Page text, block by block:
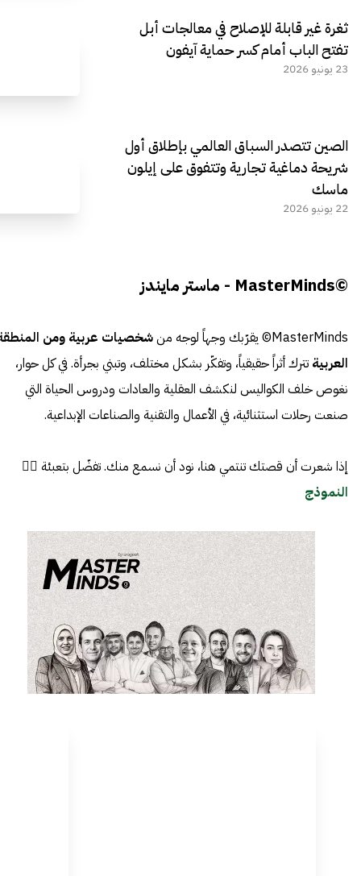
ثغرة غير قابلة للإصلاح في معالجات أبل
تفتح الباب أمام كسر حماية آيفون
23 يونيو 2026
الصين تتصدر السباق العالمي بإطلاق أول
شريحة دماغية تجارية وتتفوق على إيلون
ماسك
22 يونيو 2026
©MasterMinds - ماستر مايندز
MasterMinds© يقرّبك وجهاً لوجه من
شخصيات عربية ومن
العربية تترك أثراً حقيقياً، وتفكّر بشكل مختلف، وتبني بجرأة. في كل حوار،
نغوص خلف الكواليس لنكشف العقلية والعادات ودروس الحياة التي
صنعت رحلات استثنائية، في الأعمال والتقنية والصناعات الإبداعية.
إذا شعرت أن قصتك تنتمي هنا، نود أن نسمع منك. تفضّل بتعبئة 👈🏼
النموذج